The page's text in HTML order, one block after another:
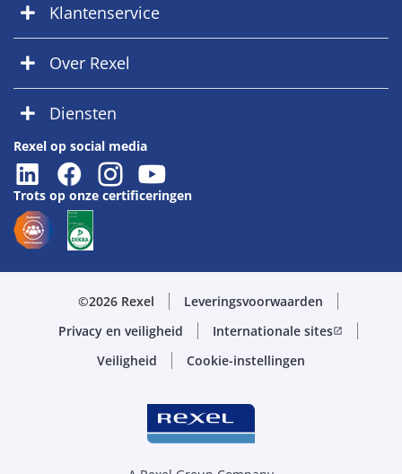
Klantenservice
Over Rexel
Diensten
Rexel op social media
Trots op onze certificeringen
©2026 Rexel
Leveringsvoorwaarden
Privacy en veiligheid
Internationale sitesopen_in_new
Veiligheid Cookie-instellingen